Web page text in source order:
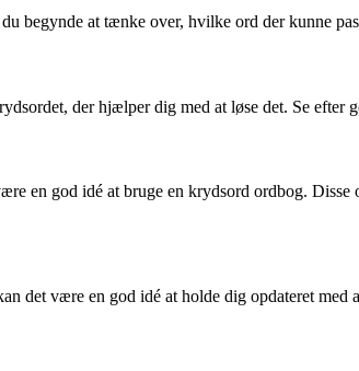
begynde at tænke over, hvilke ord der kunne
der hjælper dig med at løse det. Se efter
en god idé at bruge en krydsord ordbog.
det være en god idé at holde dig opdateret